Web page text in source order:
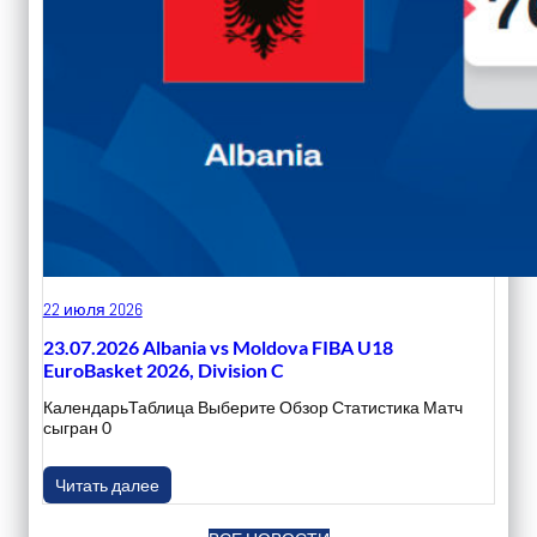
22 июля 2026
23.07.2026 Albania vs Moldova FIBA U18
EuroBasket 2026, Division C
КалендарьТаблица Выберите Обзор Статистика Матч
сыгран 0
Читать далее